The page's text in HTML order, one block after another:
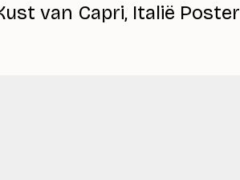
van Capri, Italië Poster